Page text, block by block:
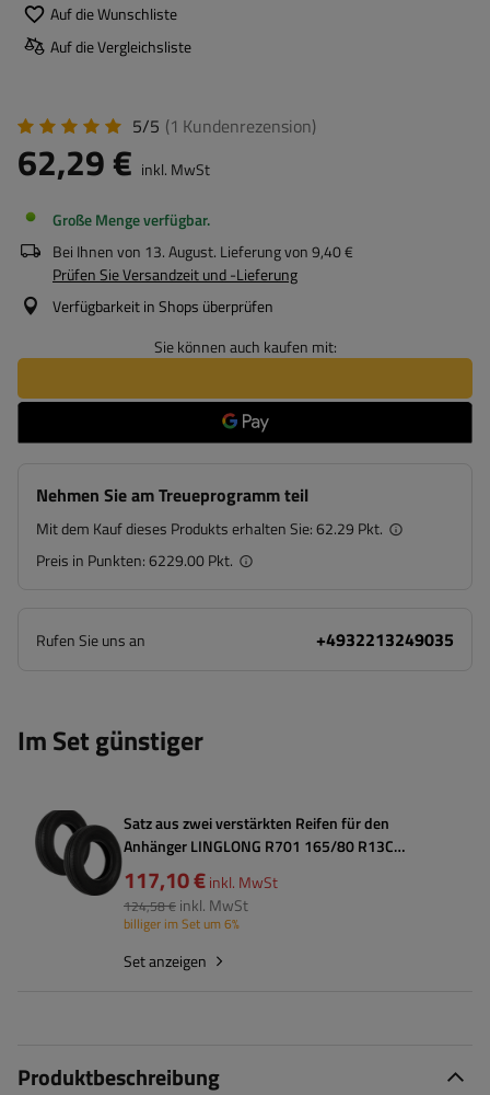
Auf die Wunschliste
Auf die Vergleichsliste
5/5 (1 Kundenrezension)
62,29 € inkl. MwSt
Große Menge verfügbar
Bei Ihnen von 13. August. Lieferung von9,40 €
Prüfen Sie Versandzeit und -Lieferung
Verfügbarkeit in Shops überprüfen
Sie können auch kaufen mit:
Nehmen Sie am Treueprogramm teil
Mit dem Kauf dieses Produkts erhalten Sie:62.29 Pkt.
Preis in Punkten:6229.00 Pkt.
Rufen Sie uns an +4932213249035
Im Set günstiger
Satz aus zwei verstärkten Reifen für den
Anhänger LINGLONG R701 165/80 R13C
96/94N
117,10 €inkl. MwSt
124,58 € inkl. MwSt
billiger im Set um 6%
Set anzeigen
Produktbeschreibung